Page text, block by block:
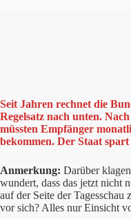
Seit Jahren rechnet die
Regelsatz nach unten.
müssten Empfänger
bekommen. Der Staat
Anmerkung: Darüber
wundert, dass das jetzt nicht
auf der Seite der Tagesschau
vor sich? Alles nur Einsicht